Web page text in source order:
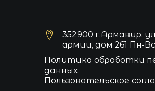
352900 г.Армавир,
армии, дом 261 Пн-Вс
Политика обработки
данных
Пользовательское